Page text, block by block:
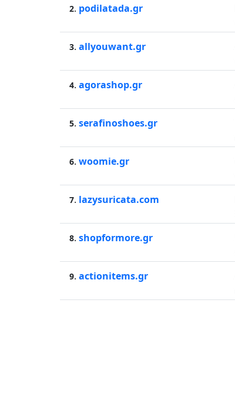
2. podilatada.gr
3. allyouwant.gr
4. agorashop.gr
5. serafinoshoes.gr
6. woomie.gr
7. lazysuricata.com
8. shopformore.gr
9. actionitems.gr